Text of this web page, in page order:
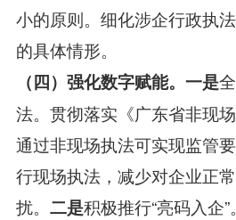
小的原则。细化涉企行政执
的具体情形。
（四）强化数字赋能。一是
法。贯彻落实《广东省非现
通过非现场执法可实现监管
行现场执法，减少对企业正
扰。 二是积极推行“亮码入企